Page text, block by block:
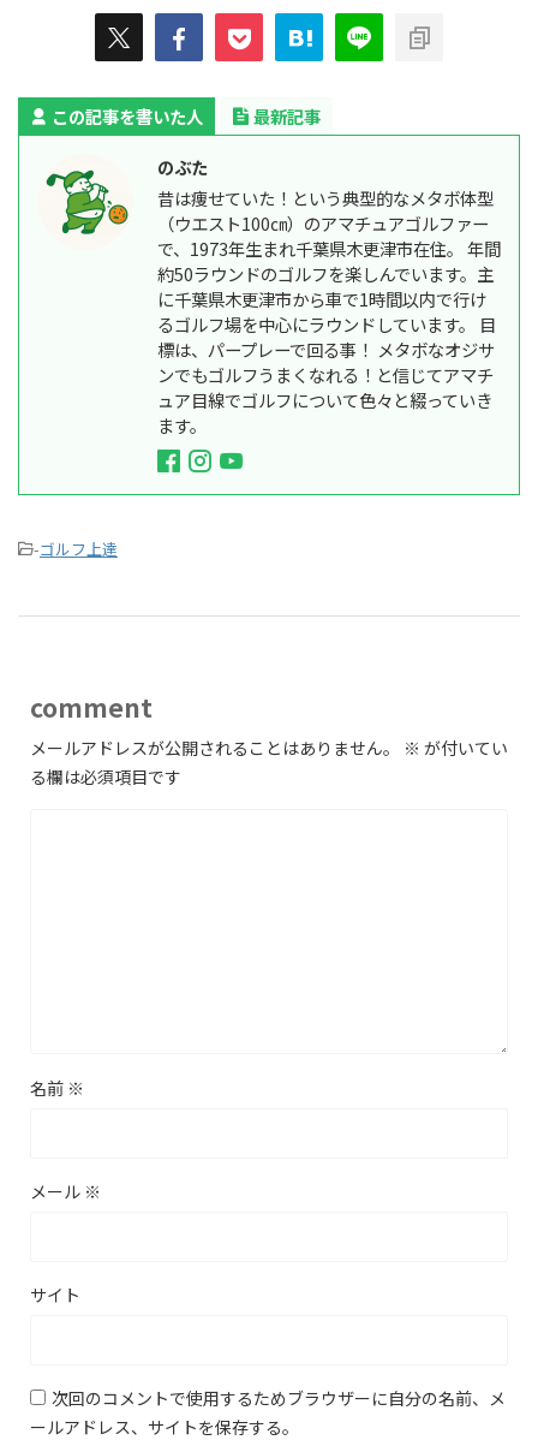
この記事を書いた人
最新記事
のぶた
昔は痩せていた！という典型的なメタボ体型
（ウエスト100㎝）のアマチュアゴルファー
で、1973年生まれ千葉県木更津市在住。 年間
約50ラウンドのゴルフを楽しんでいます。主
に千葉県木更津市から車で1時間以内で行け
るゴルフ場を中心にラウンドしています。 目
標は、パープレーで回る事！ メタボなオジサ
ンでもゴルフうまくなれる！と信じてアマチ
ュア目線でゴルフについて色々と綴っていき
ます。
-ゴルフ上達
comment
メールアドレスが公開されることはありません。 ※ が付いてい
る欄は必須項目です
名前 ※
メール ※
サイト
次回のコメントで使用するためブラウザーに自分の名前、メ
ールアドレス、サイトを保存する。